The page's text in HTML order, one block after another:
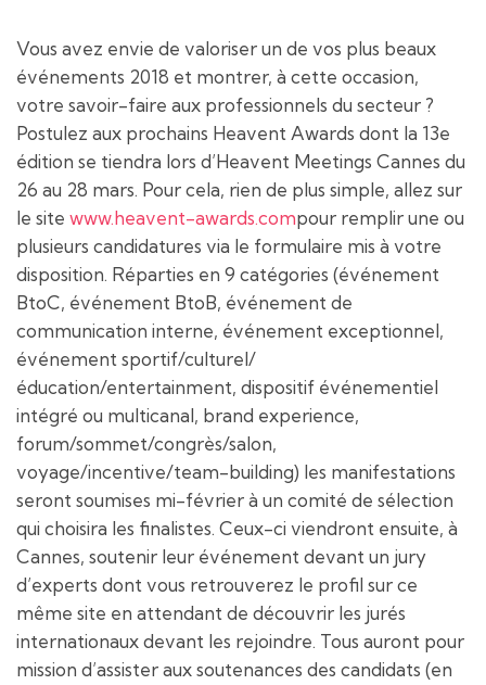
Vous avez envie de valoriser un de vos plus beaux
événements 2018 et montrer, à cette occasion,
votre savoir-faire aux professionnels du secteur ?
Postulez aux prochains Heavent Awards dont la 13e
édition se tiendra lors d’Heavent Meetings Cannes du
26 au 28 mars. Pour cela, rien de plus simple, allez sur
le site www.heavent-awards.compour remplir une ou
plusieurs candidatures via le formulaire mis à votre
disposition. Réparties en 9 catégories (événement
BtoC, événement BtoB, événement de
communication interne, événement exceptionnel,
événement sportif/culturel/
éducation/entertainment, dispositif événementiel
intégré ou multicanal, brand experience,
forum/sommet/congrès/salon,
voyage/incentive/team-building) les manifestations
seront soumises mi-février à un comité de sélection
qui choisira les finalistes. Ceux-ci viendront ensuite, à
Cannes, soutenir leur événement devant un jury
d’experts dont vous retrouverez le profil sur ce
même site en attendant de découvrir les jurés
internationaux devant les rejoindre. Tous auront pour
mission d’assister aux soutenances des candidats (en